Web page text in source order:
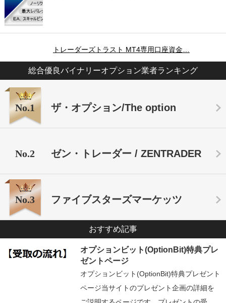
トレーダーズトラスト MT4専用口座資金…
総合優良バイナリーオプション業者ランキング
No.1 ザ・オプション/The option
No.2 ゼン・トレーダー / ZENTRADER
No.3 ファイブスターズマーケッツ
おすすめ記事
オプションビット(OptionBit)特典プレ
ゼントページ
オプションビット(OptionBit)特典プレゼント
ページ当サイトのプレゼント企画の詳細を